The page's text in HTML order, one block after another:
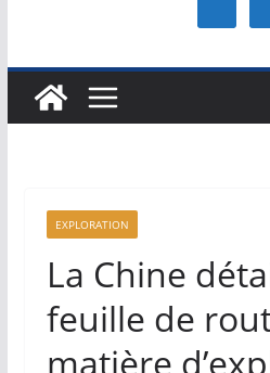
EXPLORATION
La Chine
feuille de
matière